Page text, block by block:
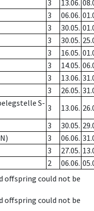
3 13.06.
3 06.06.
3 30.05.
3 30.05.
3 16.05.
3 14.05.
3 13.06.
3 26.05.
S- 3 13.06.
3 30.05.
3 06.06.
3 27.05.
2 06.06.
offspring could not be
offspring could not be